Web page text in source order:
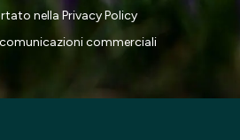
nella Privacy Policy
commerciali